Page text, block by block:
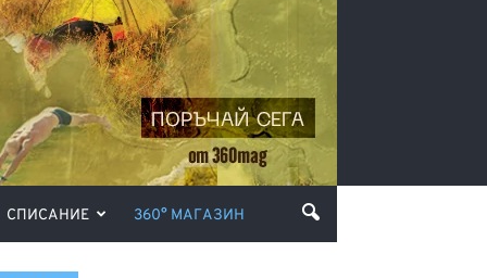
СПИСАНИЕ 360° МАГАЗИН